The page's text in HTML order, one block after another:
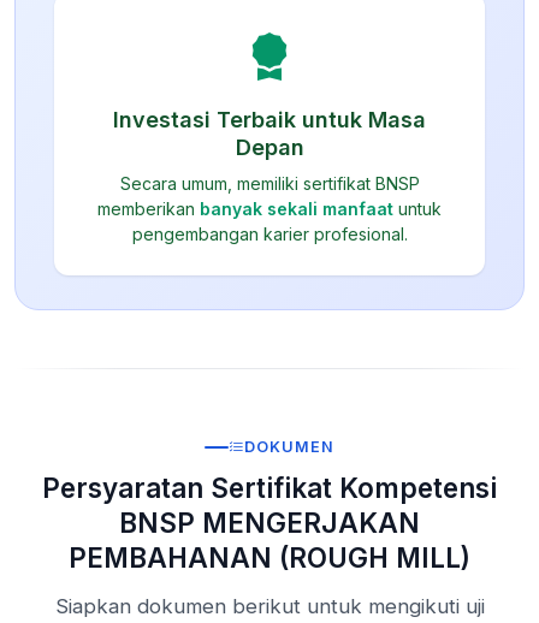
Investasi Terbaik untuk Masa
Depan
Secara umum, memiliki sertifikat BNSP
memberikan banyak sekali manfaat untuk
pengembangan karier profesional.
DOKUMEN
Persyaratan Sertifikat Kompetensi
BNSP MENGERJAKAN
PEMBAHANAN (ROUGH MILL)
Siapkan dokumen berikut untuk mengikuti uji